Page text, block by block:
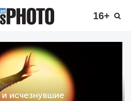
16+
исчезнувшие